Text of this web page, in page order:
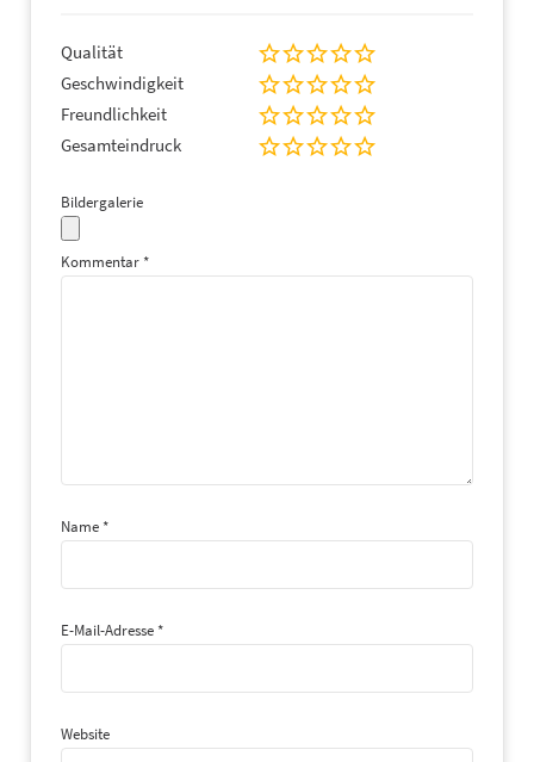
Qualität
Geschwindigkeit
Freundlichkeit
Gesamteindruck
Bildergalerie
Kommentar *
Name *
E-Mail-Adresse *
Website